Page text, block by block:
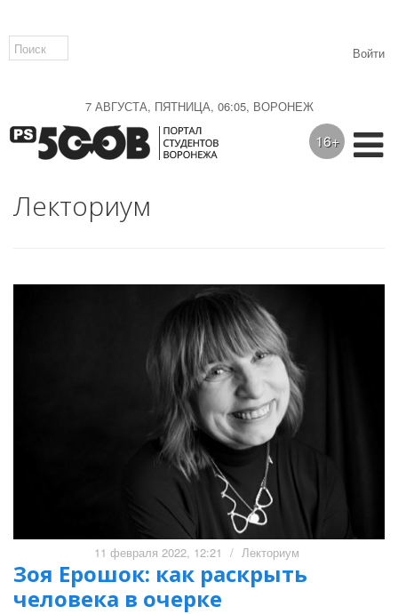
7 АВГУСТА, ПЯТНИЦА, 06:05, ВОРОНЕЖ
Войти
16+
Лекториум
11 февраля 2022, 12:21 / Лекториум
Зоя Ерошок: как раскрыть
человека в очерке